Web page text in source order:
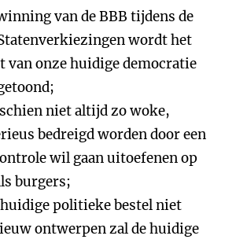
van de BBB tijdens de
wordt het
van onze huidige democratie
niet altijd zo woke,
bedreigd worden door een
wil gaan uitoefenen op
burgers;
politieke bestel niet
ontwerpen zal de huidige